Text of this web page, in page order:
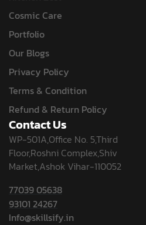
Cosmic Care
Portfolio
Our Blogs
Privacy Policy
Terms & Condition
Refund & Return Policy
Contact Us
WP-501A,Office No. 5,Third
Floor,Roshni Complex,Shiv
Market,Ashok Vihar-110052
77039 05638
93101 24267
Info@skillsify.in